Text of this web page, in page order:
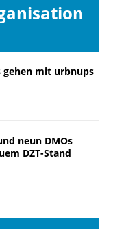
gehen mit urbnups
neun DMOs
DZT-Stand